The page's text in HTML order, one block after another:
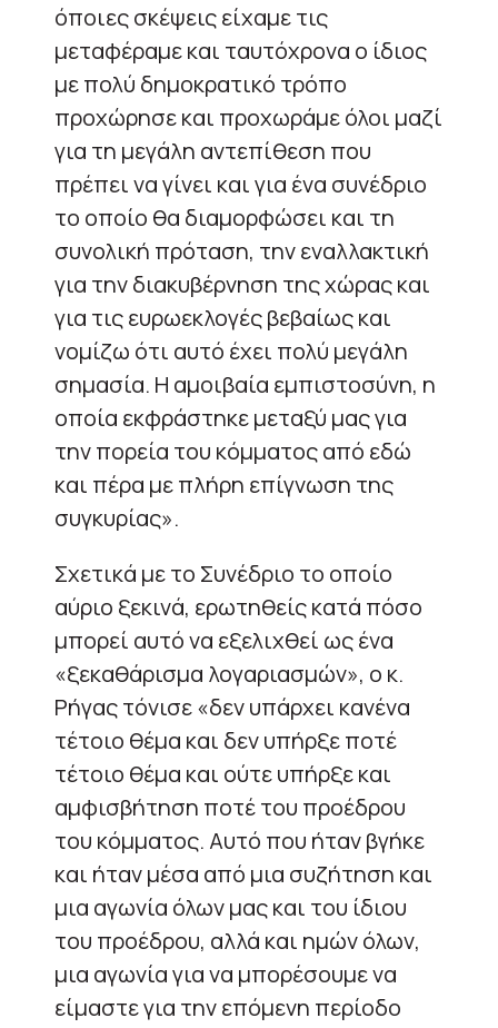
όποιες σκέψεις είχαμε τις
μεταφέραμε και ταυτόχρονα ο ίδιος
με πολύ δημοκρατικό τρόπο
προχώρησε και προχωράμε όλοι μαζί
για τη μεγάλη αντεπίθεση που
πρέπει να γίνει και για ένα συνέδριο
το οποίο θα διαμορφώσει και τη
συνολική πρόταση, την εναλλακτική
για την διακυβέρνηση της χώρας και
για τις ευρωεκλογές βεβαίως και
νομίζω ότι αυτό έχει πολύ μεγάλη
σημασία. Η αμοιβαία εμπιστοσύνη, η
οποία εκφράστηκε μεταξύ μας για
την πορεία του κόμματος από εδώ
και πέρα με πλήρη επίγνωση της
συγκυρίας».
Σχετικά με το Συνέδριο το οποίο
αύριο ξεκινά, ερωτηθείς κατά πόσο
μπορεί αυτό να εξελιχθεί ως ένα
«ξεκαθάρισμα λογαριασμών», ο κ.
Ρήγας τόνισε «δεν υπάρχει κανένα
τέτοιο θέμα και δεν υπήρξε ποτέ
τέτοιο θέμα και ούτε υπήρξε και
αμφισβήτηση ποτέ του προέδρου
του κόμματος. Αυτό που ήταν βγήκε
και ήταν μέσα από μια συζήτηση και
μια αγωνία όλων μας και του ίδιου
του προέδρου, αλλά και ημών όλων,
μια αγωνία για να μπορέσουμε να
είμαστε για την επόμενη περίοδο